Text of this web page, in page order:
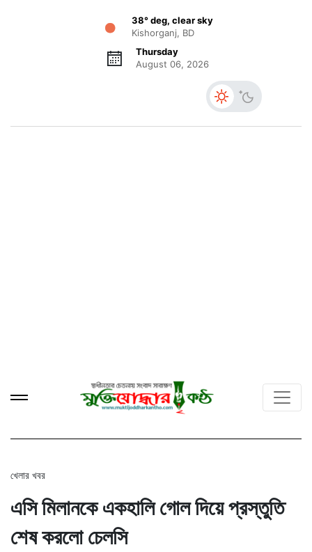
38° deg, clear sky
Kishorganj, BD
Thursday
August 06, 2026
খেলার খবর
এসি মিলানকে একহালি গোল দিয়ে প্রস্তুতি
শেষ করলো চেলসি